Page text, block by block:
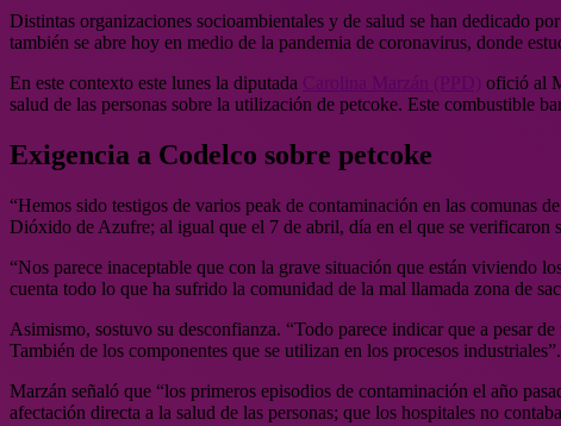
Distintas organizaciones socioambientales y de salud se han dedicado
también se abre hoy en medio de la pandemia de coronavirus, donde
En este contexto este lunes la diputada
ofició al
salud de las personas sobre la utilización de petcoke. Este combustible
Exigencia a Codelco sobre petcoke
“Hemos sido testigos de varios peak de contaminación en las comunas
Dióxido de Azufre; al igual que el 7 de abril, día en el que se
“Nos parece inaceptable que con la grave situación que están viviendo
cuenta todo lo que ha sufrido la comunidad de la mal llamada zona de
Asimismo, sostuvo su desconfianza. “Todo parece indicar que a pesar
También de los componentes que se utilizan en los procesos industriales”.
Marzán señaló que “los primeros episodios de contaminación el año
afectación directa a la salud de las personas; que los hospitales no